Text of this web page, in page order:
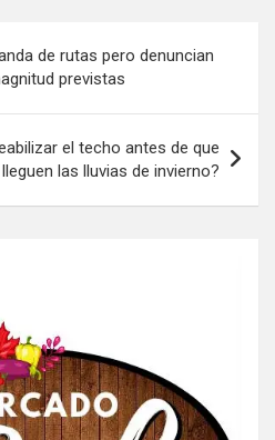
de rutas pero denuncian
previstas
el techo antes de que
lleguen las lluvias de invierno?